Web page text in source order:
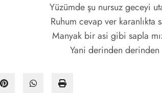
Yüzümde şu nursuz geceyi
Ruhum cevap ver karanlıkta
Manyak bir asi gibi sapla
Yani derinden derinden